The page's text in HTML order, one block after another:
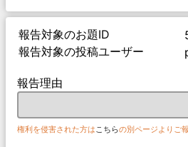
報告対象のお題ID
報告対象の投稿ユーザー
報告理由
権利を侵害された方は こちらの別ページよりご